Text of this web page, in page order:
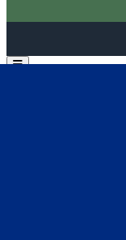
Open main menu